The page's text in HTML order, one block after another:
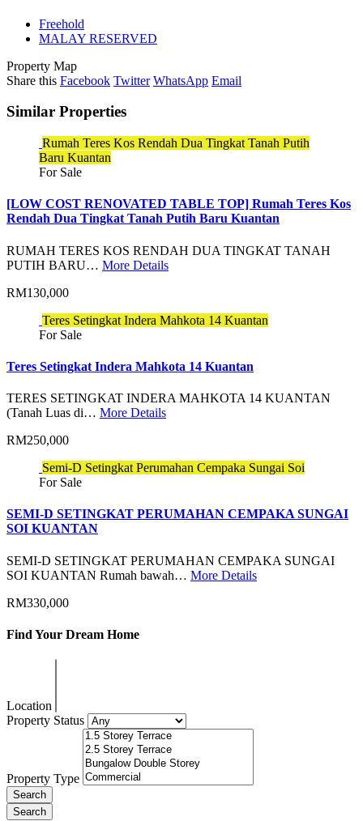
Freehold
MALAY RESERVED
Property Map
Share this Facebook Twitter WhatsApp Email
Similar Properties
Rumah Teres Kos Rendah Dua Tingkat Tanah Putih
Baru Kuantan
For Sale
[LOW COST RENOVATED TABLE TOP] Rumah Teres Kos
Rendah Dua Tingkat Tanah Putih Baru Kuantan
RUMAH TERES KOS RENDAH DUA TINGKAT TANAH
PUTIH BARU… More Details
RM130,000
Teres Setingkat Indera Mahkota 14 Kuantan
For Sale
Teres Setingkat Indera Mahkota 14 Kuantan
TERES SETINGKAT INDERA MAHKOTA 14 KUANTAN
(Tanah Luas di… More Details
RM250,000
Semi-D Setingkat Perumahan Cempaka Sungai Soi
For Sale
SEMI-D SETINGKAT PERUMAHAN CEMPAKA SUNGAI
SOI KUANTAN
SEMI-D SETINGKAT PERUMAHAN CEMPAKA SUNGAI
SOI KUANTAN Rumah bawah… More Details
RM330,000
Find Your Dream Home
Location
Property Status
Property Type